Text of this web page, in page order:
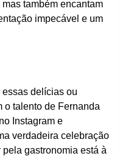
também encantam
impecável e um
delícias ou
o talento de Fernanda
Instagram e
verdadeira celebração
gastronomia está à